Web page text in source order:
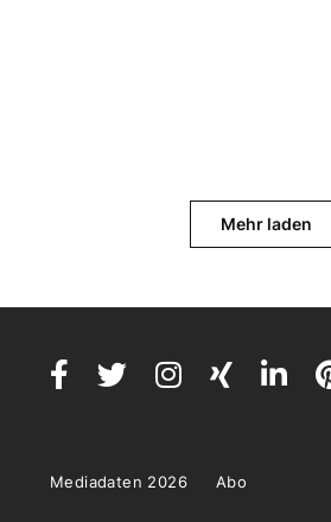
Mehr laden
Mediadaten 2026 Abo